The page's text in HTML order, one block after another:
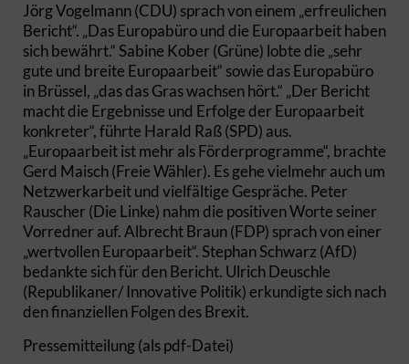
Jörg Vogelmann (CDU) sprach von einem „erfreulichen
Bericht“. „Das Europabüro und die Europaarbeit haben
sich bewährt.“ Sabine Kober (Grüne) lobte die „sehr
gute und breite Europaarbeit“ sowie das Europabüro
in Brüssel, „das das Gras wachsen hört.“ „Der Bericht
macht die Ergebnisse und Erfolge der Europaarbeit
konkreter“, führte Harald Raß (SPD) aus.
„Europaarbeit ist mehr als Förderprogramme“, brachte
Gerd Maisch (Freie Wähler). Es gehe vielmehr auch um
Netzwerkarbeit und vielfältige Gespräche. Peter
Rauscher (Die Linke) nahm die positiven Worte seiner
Vorredner auf. Albrecht Braun (FDP) sprach von einer
„wertvollen Europaarbeit“. Stephan Schwarz (AfD)
bedankte sich für den Bericht. Ulrich Deuschle
(Republikaner/ Innovative Politik) erkundigte sich nach
den finanziellen Folgen des Brexit.
Pressemitteilung (als pdf-Datei)